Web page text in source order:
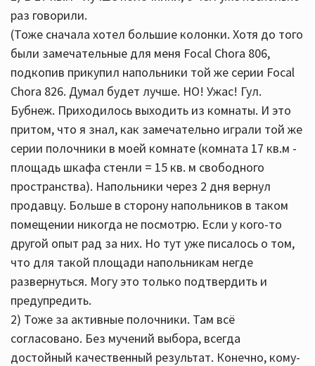
раз говорили.
(Тоже сначала хотел большие колонки. Хотя до того
были замечательные для меня Focal Chora 806,
подкопив прикупил напольники той же серии Focal
Chora 826. Думал будет лучше. НО! Ужас! Гул.
Бубнеж. Приходилось выходить из комнаты. И это
притом, что я знал, как замечательно играли той же
серии полочники в моей комнате (комната 17 кв.м -
площадь шкафа стенли = 15 кв. м свободного
пространства). Напольники через 2 дня вернул
продавцу. Больше в сторону напольников в таком
помещении никогда не посмотрю. Если у кого-то
другой опыт рад за них. Но тут уже писалось о том,
что для такой площади напольникам негде
развернуться. Могу это только подтвердить и
предупредить.
2) Тоже за активные полочники. Там всё
согласовано. Без мучений выбора, всегда
достойный качественный результат. Конечно, кому-